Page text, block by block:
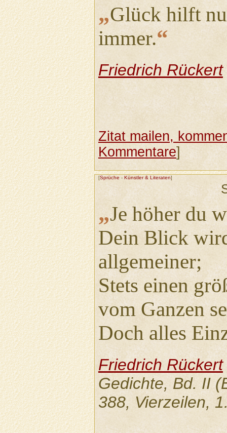
„Glück hilft
immer.“
Friedrich Rückert
Zitat mailen,
Kommentare]
[Sprüche - Künstler & Literaten]
„Je höher du
Dein Blick
allgemeiner;
Stets einen
vom Ganzen
Doch alles
Friedrich Rückert
Gedichte, Bd. II
388, Vierzeilen,